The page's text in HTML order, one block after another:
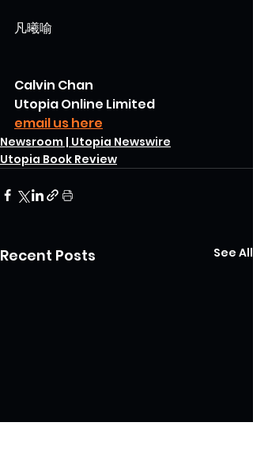
凡曦喻
Calvin Chan
Utopia Online Limited
email us here
Newsroom | Utopia Newswire
Utopia Book Review
Recent Posts See All